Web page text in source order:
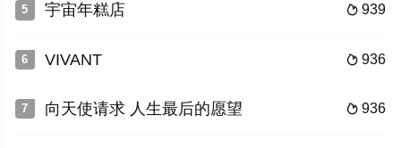
5  939
宇宙年糕店
6  936
VIVANT
7  936
向天使请求 人生最后的愿望